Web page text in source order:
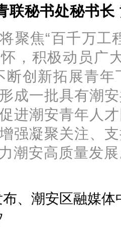
联秘书处秘书长
聚焦“百千万工
，积极动员广
断创新拓展青
成一批具有潮
进潮安青年人
强凝聚关注、
潮安高质量发
、潮安区融媒体